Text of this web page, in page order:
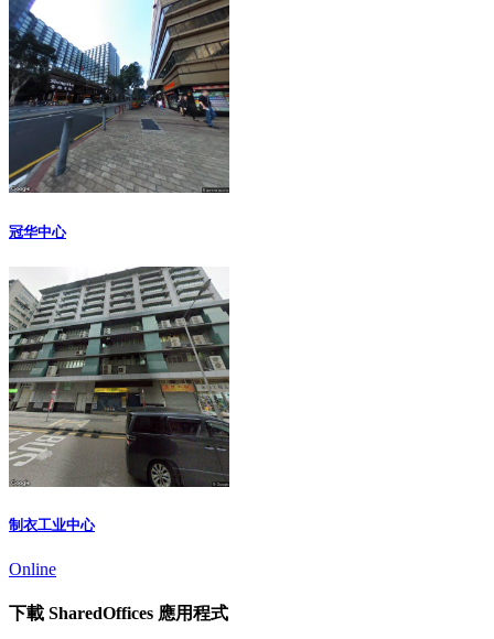
冠华中心
制衣工业中心
Online
下載 SharedOffices 應用程式